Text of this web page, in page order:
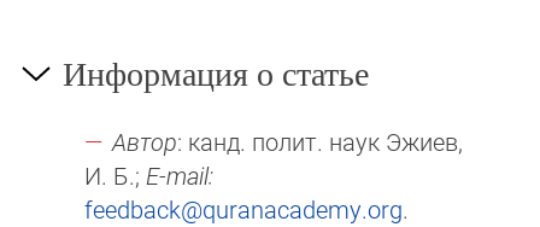
Информация о статье
Автор: канд. полит. наук Эжиев,
И. Б.; E-mail:
feedback@quranacademy.org.